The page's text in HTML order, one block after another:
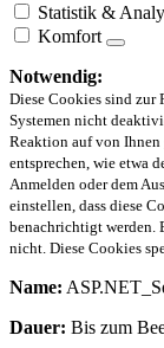
Statistik &
Komfort
Notwendig:
Diese Cookies sind zur
Systemen nicht
Reaktion auf von
entsprechen, wie etwa
Anmelden oder dem
einstellen, dass diese
benachrichtigt werden.
nicht. Diese Cookies
Name:
Dauer: Bis zum